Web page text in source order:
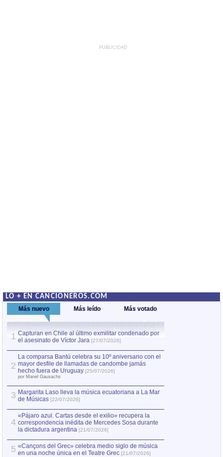
PUBLICIDAD
LO + EN CANCIONEROS.COM
Más nuevo Más leído Más votado
1 Capturan en Chile al último exmilitar condenado por
el asesinato de Víctor Jara [27/07/2026]
2
La comparsa Bantú celebra su 10º aniversario con el
mayor desfile de llamadas de candombe jamás
hecho fuera de Uruguay [25/07/2026]
por Manel Gausachs
3 Margarita Laso lleva la música ecuatoriana a La Mar
de Músicas [22/07/2026]
4
«Pájaro azul. Cartas desde el exilio» recupera la
correspondencia inédita de Mercedes Sosa durante
la dictadura argentina [21/07/2026]
5 «Cançons del Grec» celebra medio siglo de música
en una noche única en el Teatre Grec [21/07/2026]